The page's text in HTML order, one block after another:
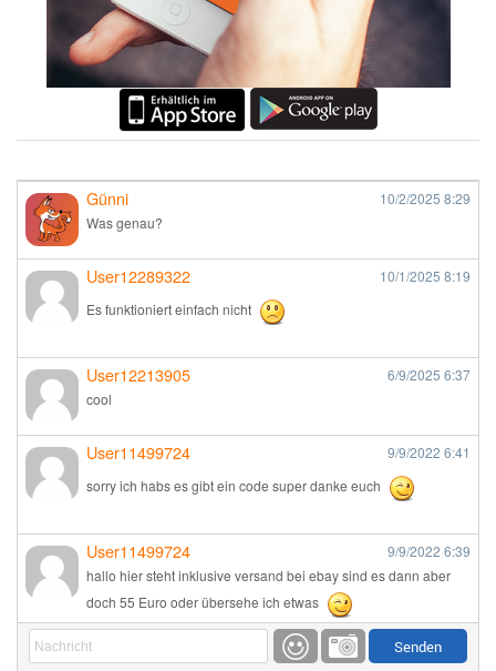
Günni 10/2/2025 8:29
Was genau?
User12289322 10/1/2025 8:19
Es funktioniert einfach nicht
User12213905 6/9/2025 6:37
cool
User11499724 9/9/2022 6:41
sorry ich habs es gibt ein code super danke euch
User11499724 9/9/2022 6:39
hallo hier steht inklusive versand bei ebay sind es dann aber
doch 55 Euro oder übersehe ich etwas
9/1/20226:17